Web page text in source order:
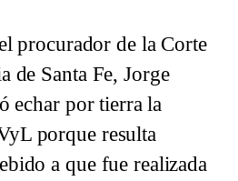
procurador de la Corte
de Santa Fe, Jorge
echar por tierra la
porque resulta
a que fue realizada